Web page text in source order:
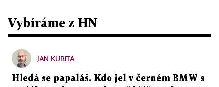
Vybíráme z HN
JAN KUBITA
Hledá se papaláš. Kdo jel v černém BMW s